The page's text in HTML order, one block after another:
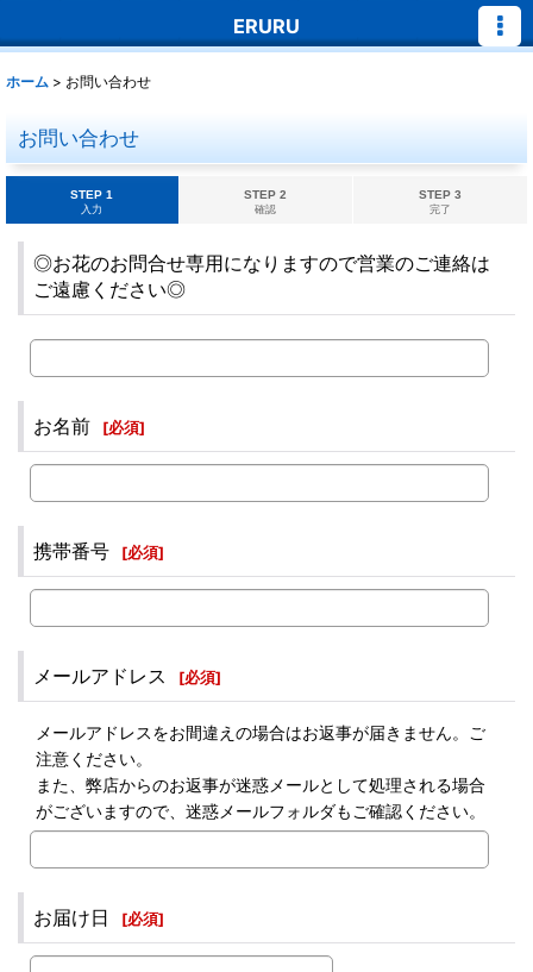
ERURU
ホーム > お問い合わせ
お問い合わせ
STEP 1
入力
STEP 2
確認
STEP 3
完了
◎お花のお問合せ専用になりますので営業のご連絡は
ご遠慮ください◎
お名前 [必須]
携帯番号 [必須]
メールアドレス [必須]
メールアドレスをお間違えの場合はお返事が届きません。ご
注意ください。
また、弊店からのお返事が迷惑メールとして処理される場合
がございますので、迷惑メールフォルダもご確認ください。
お届け日 [必須]